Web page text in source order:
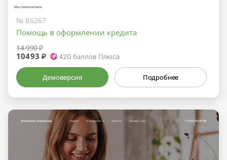
№ 86267
Помощь в оформлении кредита
14 990 ₽
10493 ₽ 420 баллов Плюса
Демоверсия Подробнее